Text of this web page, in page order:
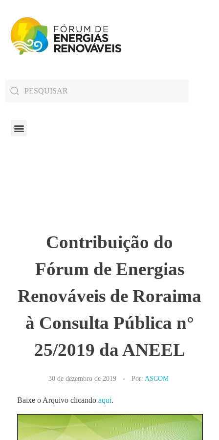
Contribuição do
Fórum de Energias
Renováveis de Roraima
à Consulta Pública n°
25/2019 da ANEEL
30 de dezembro de 2019 Por: ASCOM
Baixe o Arquivo clicando aqui.